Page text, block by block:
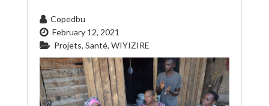
Copedbu
February 12, 2021
Projets, Santé, WIYIZIRE